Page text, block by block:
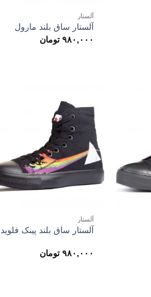
آلستار
آلستار ساق بلند مارول
۹۸۰,۰۰۰ تومان
آلستار
آلستار ساق بلند پینک فلوید
۹۸۰,۰۰۰ تومان